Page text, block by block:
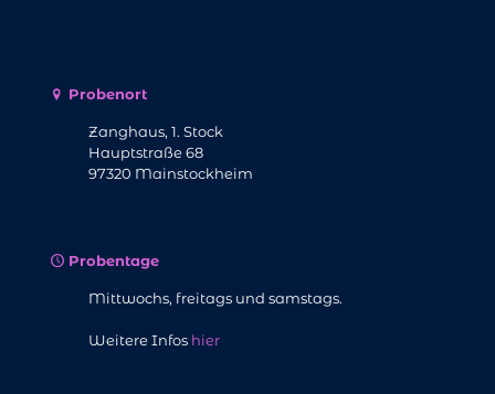
Probenort
Zanghaus, 1. Stock
Hauptstraße 68
97320 Mainstockheim
Probentage
Mittwochs, freitags und samstags.
Weitere Infos hier